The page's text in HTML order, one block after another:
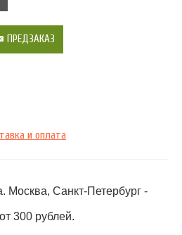
ПРЕДЗАКАЗ
и оплата
Москва, Санкт-Петербург -
300 рублей.